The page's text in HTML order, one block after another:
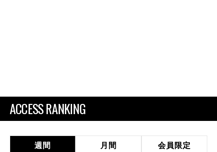
ACCESS RANKING
週間 月間 会員限定